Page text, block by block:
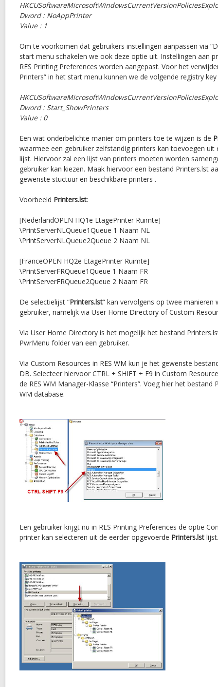
Dword : NoAppPrinter
Value : 1
Om te voorkomen dat gebruikers instellingen aanpassen via
start menu schakelen we ook deze optie uit. Instellingen aan
RES Printing Preferences worden aangepast. Voor het
Printers” in het start menu kunnen we de volgende registry
Dword : Start_ShowPrinters
Value : 0
Een wat onderbelichte manier om printers toe te wijzen is de
waarmee een gebruiker zelfstandig printers kan toevoegen
lijst. Hiervoor zal een lijst van printers moeten worden
gebruiker kan kiezen. Maak hiervoor een bestand Printers.lst
gewenste stuctuur en beschikbare printers .
Voorbeeld Printers.lst:
[NederlandOPEN HQ1e EtagePrinter Ruimte]
\PrintServerNLQueue1Queue 1 Naam NL
\PrintServerNLQueue2Queue 2 Naam NL
[FranceOPEN HQ2e EtagePrinter Ruimte]
\PrintServerFRQueue1Queue 1 Naam FR
\PrintServerFRQueue2Queue 2 Naam FR
De selectielijst “Printers.lst” kan vervolgens op twee manieren
gebruiker, namelijk via User Home Directory of Custom
Via User Home Directory is het mogelijk het bestand
PwrMenu folder van een gebruiker.
Via Custom Resources in RES WM kun je het gewenste
DB. Selecteer hiervoor CTRL + SHIFT + F9 in Custom
de RES WM Manager-Klasse “Printers”. Voeg hier het bestand
WM database.
Een gebruiker krijgt nu in RES Printing Preferences de optie
printer kan selecteren uit de eerder opgevoerde Printers.lst lijst.